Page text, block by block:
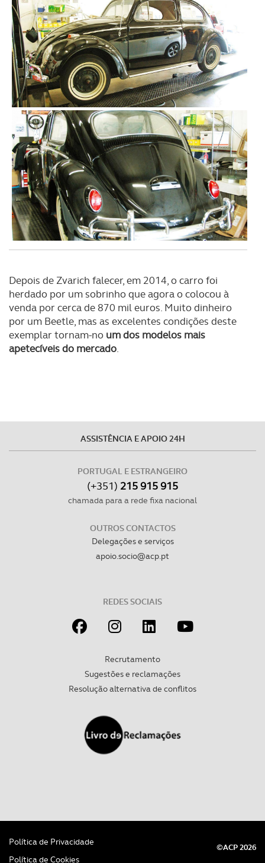
Depois de Zvarich falecer, em 2014, o carro foi
herdado por um sobrinho que agora o colocou à
venda por cerca de 870 mil euros. Muito dinheiro
por um Beetle, mas as excelentes condições deste
exemplar tornam-no um dos modelos mais
apetecíveis do mercado.
ASSISTÊNCIA E APOIO 24H
PORTUGAL E ESTRANGEIRO
(+351) 215 915 915
chamada para a rede fixa nacional
OUTROS CONTACTOS
Delegações e serviços
apoio.socio@acp.pt
REDES SOCIAIS
Recrutamento
Sugestões e reclamações
Resolução alternativa de conflitos
Política de Privacidade
Política de Cookies
©ACP 2026